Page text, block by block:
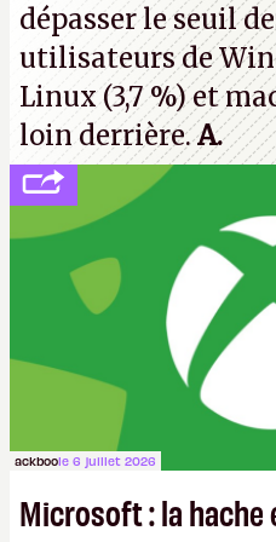
dépasser le seuil
utilisateurs de
Linux (3,7 %) et
loin derrière.A.
ackboole 6 juillet 2026
Microsoft : la hache